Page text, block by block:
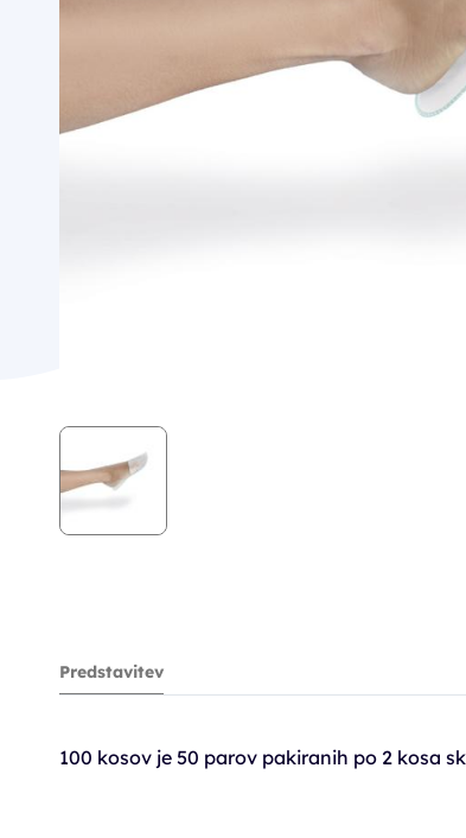
Predstavitev
100 kosov je 50 parov pakiranih po 2 kosa